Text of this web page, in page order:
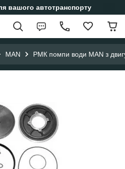
вашого автотранспорту
MAN РМК помпи води MAN з